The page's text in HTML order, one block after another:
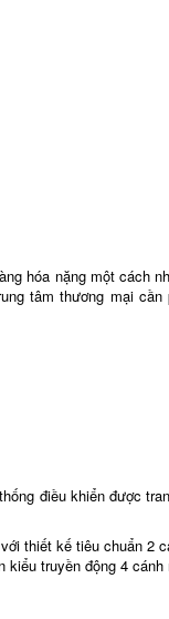
hóa nặng một cách
tâm thương mại
điều khiển được
thiết kế tiêu chuẩn 2
truyền động 4